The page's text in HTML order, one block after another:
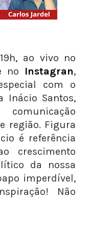
ao vivo no
no Instagran,
com o
Inácio Santos,
região. Figura
é referência
crescimento
da nossa
imperdível,
Não